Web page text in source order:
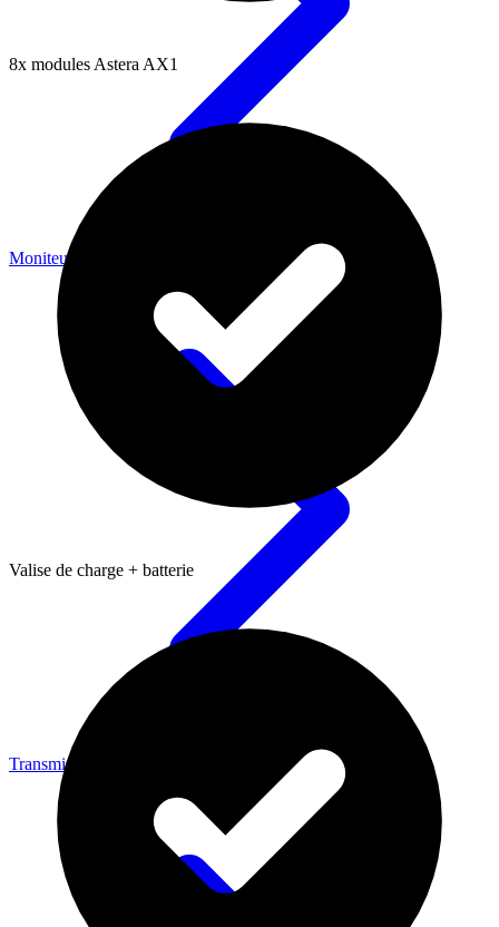
Moniteurs & Enregistreurs
Transmission vidéo
8x modules Astera AX1
Valise de charge + batterie